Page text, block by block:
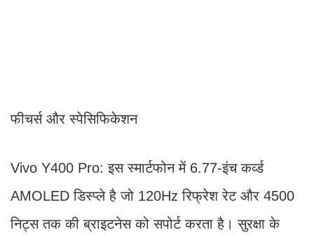
फीचर्स और स्पेसिफिकेशन
Vivo Y400 Pro: इस स्मार्टफोन में 6.77-इंच कर्व्ड
AMOLED डिस्प्ले है जो 120Hz रिफ्रेश रेट और 4500
निट्स तक की ब्राइटनेस को सपोर्ट करता है। सुरक्षा के